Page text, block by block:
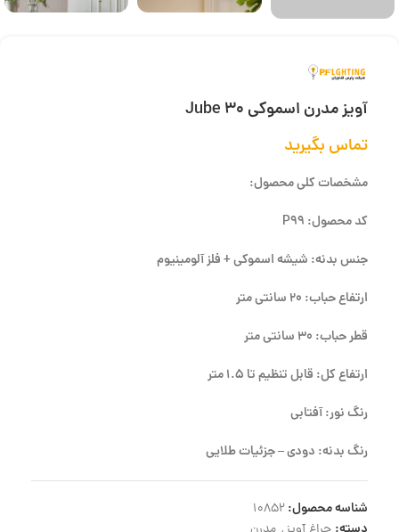
آویز مدرن اسموکی Jube 30
تماس بگیرید
مشخصات کلی محصول:
کد محصول: P99
جنس بدنه: شیشه اسموکی + فلز آلومینیوم
ارتفاع حباب: 20 سانتی متر
قطر حباب: 30 سانتی متر
ارتفاع کل: قابل تنظیم تا 1.5 متر
رنگ نور: آفتابی
رنگ بدنه: دودی – جزئیات طلایی
شناسه محصول:10852